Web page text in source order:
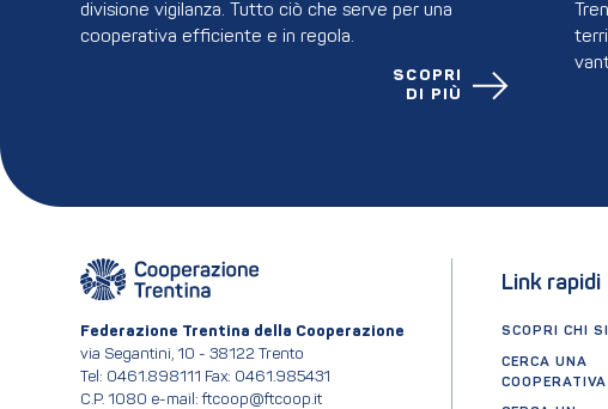
divisione vigilanza. Tutto ciò che serve per una
cooperativa efficiente e in regola.
SCOPRI
DI PIÙ
Federazione Trentina della Cooperazione
via Segantini, 10 - 38122 Trento
Tel: 0461.898111 Fax: 0461.985431
C.P. 1080 e-mail: ftcoop@ftcoop.it
Link rapidi
SCOPRI CHI
CERCA UNA
COOPERATIVA